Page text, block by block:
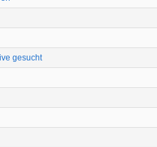
gesucht